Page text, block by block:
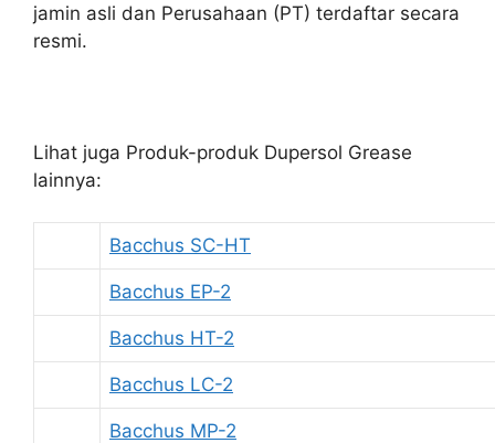
jamin asli dan Perusahaan (PT) terdaftar secara
resmi.
Lihat juga Produk-produk Dupersol Grease
lainnya:
Bacchus SC-HT
Bacchus EP-2
Bacchus HT-2
Bacchus LC-2
Bacchus MP-2